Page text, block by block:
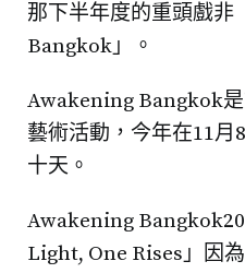
那下半年度的重頭戲非
Bangkok」。
Awakening Bangkok
藝術活動，今年在11月
十天。
Awakening
Light, One Rises」因